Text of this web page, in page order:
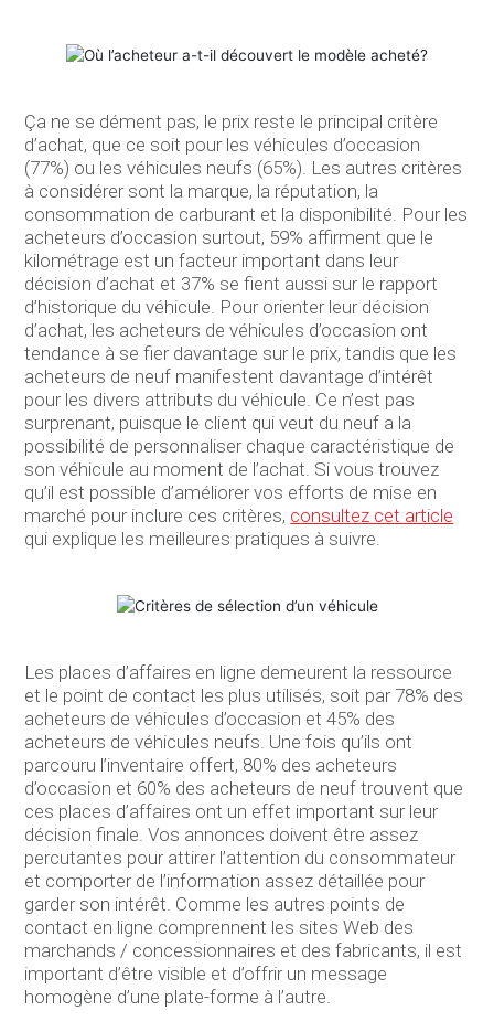
Ça ne se dément pas, le prix reste le principal critère
d’achat, que ce soit pour les véhicules d’occasion
(77%) ou les véhicules neufs (65%). Les autres critères
à considérer sont la marque, la réputation, la
consommation de carburant et la disponibilité. Pour les
acheteurs d’occasion surtout, 59% affirment que le
kilométrage est un facteur important dans leur
décision d’achat et 37% se fient aussi sur le rapport
d’historique du véhicule. Pour orienter leur décision
d’achat, les acheteurs de véhicules d’occasion ont
tendance à se fier davantage sur le prix, tandis que les
acheteurs de neuf manifestent davantage d’intérêt
pour les divers attributs du véhicule. Ce n’est pas
surprenant, puisque le client qui veut du neuf a la
possibilité de personnaliser chaque caractéristique de
son véhicule au moment de l’achat. Si vous trouvez
qu’il est possible d’améliorer vos efforts de mise en
marché pour inclure ces critères, consultez cet article
qui explique les meilleures pratiques à suivre.
Les places d’affaires en ligne demeurent la ressource
et le point de contact les plus utilisés, soit par 78% des
acheteurs de véhicules d’occasion et 45% des
acheteurs de véhicules neufs. Une fois qu’ils ont
parcouru l’inventaire offert, 80% des acheteurs
d’occasion et 60% des acheteurs de neuf trouvent que
ces places d’affaires ont un effet important sur leur
décision finale. Vos annonces doivent être assez
percutantes pour attirer l’attention du consommateur
et comporter de l’information assez détaillée pour
garder son intérêt. Comme les autres points de
contact en ligne comprennent les sites Web des
marchands / concessionnaires et des fabricants, il est
important d’être visible et d’offrir un message
homogène d’une plate-forme à l’autre.